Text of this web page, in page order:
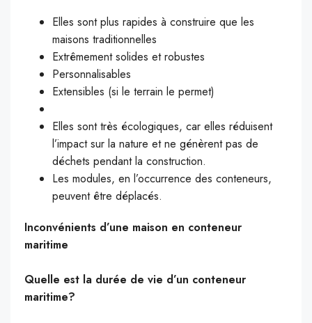
Elles sont plus rapides à construire que les
maisons traditionnelles
Extrêmement solides et robustes
Personnalisables
Extensibles (si le terrain le permet)
Elles sont très écologiques, car elles réduisent
l’impact sur la nature et ne génèrent pas de
déchets pendant la construction.
Les modules, en l’occurrence des conteneurs,
peuvent être déplacés.
Inconvénients d’une maison en conteneur
maritime
Quelle est la durée de vie d’un conteneur
maritime?